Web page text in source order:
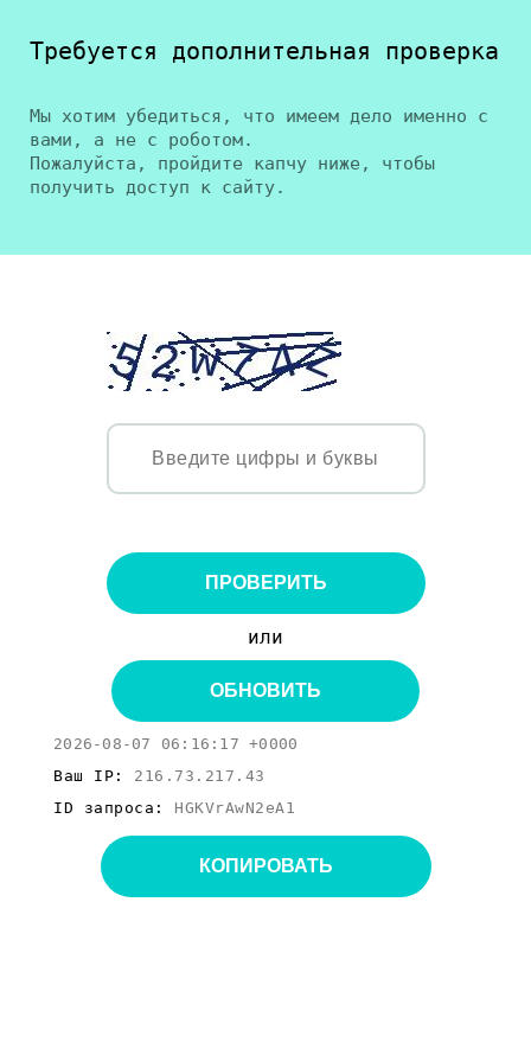
Требуется дополнительная проверка
Мы хотим убедиться, что имеем дело именно с
вами, а не с роботом.
Пожалуйста, пройдите капчу ниже, чтобы
получить доступ к сайту.
ПРОВЕРИТЬ
или
ОБНОВИТЬ
2026-08-07 06:16:17 +0000
Ваш IP: 216.73.217.43
ID запроса: HGKVrAwN2eA1
КОПИРОВАТЬ